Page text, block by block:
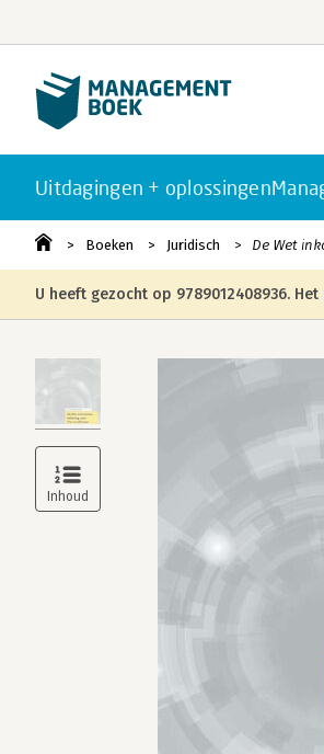
Uitdagingen + oplossingen
Boeken Juridisch De Wet
U heeft gezocht op 9789012408936.